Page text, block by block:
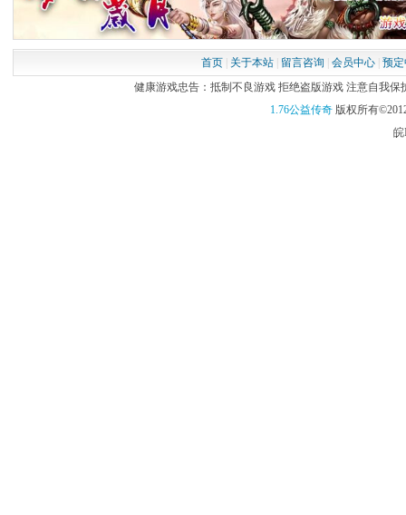
首页| 关于本站| 留言咨询 会员中心| 预
健康游戏忠告：抵制不良游戏 拒绝盗版游戏 注意自我保
1.76公益传奇版权所有
皖